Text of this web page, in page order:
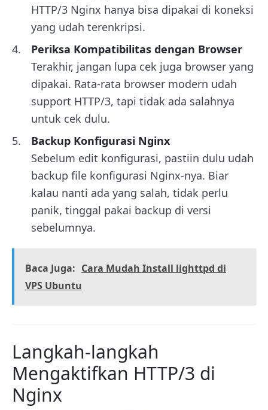
HTTP/3 Nginx hanya bisa dipakai di koneksi
yang udah terenkripsi.
Periksa Kompatibilitas dengan Browser
Terakhir, jangan lupa cek juga browser yang
dipakai. Rata-rata browser modern udah
support HTTP/3, tapi tidak ada salahnya
untuk cek dulu.
Backup Konfigurasi Nginx
Sebelum edit konfigurasi, pastiin dulu udah
backup file konfigurasi Nginx-nya. Biar
kalau nanti ada yang salah, tidak perlu
panik, tinggal pakai backup di versi
sebelumnya.
Baca Juga: Cara Mudah Install lighttpd di
VPS Ubuntu
Langkah-langkah
Mengaktifkan HTTP/3 di
Nginx